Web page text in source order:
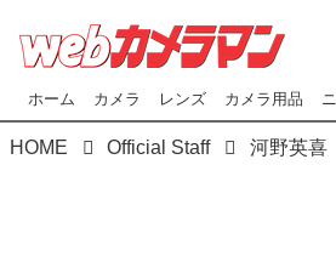
ホーム カメラ レンズ カメラ用品
HOME Official Staff 河野英喜